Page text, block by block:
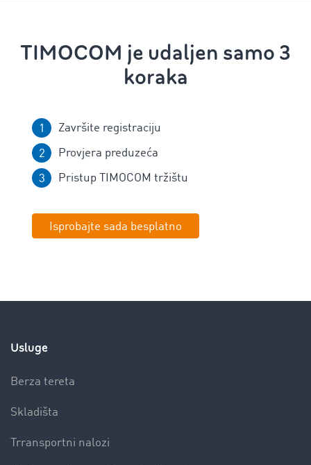
TIMOCOM je udaljen samo 3
koraka
Završite registraciju
Provjera preduzeća
Pristup TIMOCOM tržištu
Isprobajte sada besplatno
Usluge
Berza tereta
Skladišta
Trransportni nalozi